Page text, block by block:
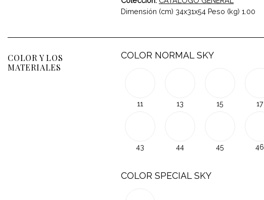
Dimensión (cm) 34x31x54 Peso (kg) 1.00
COLOR Y LOS
MATERIALES
COLOR NORMAL SKY
11 13 15 17
43 44 45 46
COLOR SPECIAL SKY